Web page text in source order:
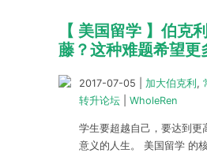
【 美国留学 】伯克
藤？这种难题希望更
2017-07-05 加大伯克利 ,
转升论坛
WholeRen
学生要超越自己，要达到更
意义的人生。 美国留学 的